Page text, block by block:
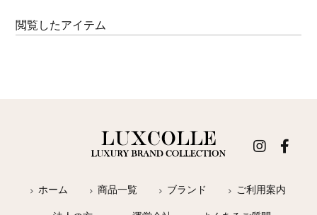
閲覧したアイテム
ホーム 商品一覧 ブランド ご利用案内